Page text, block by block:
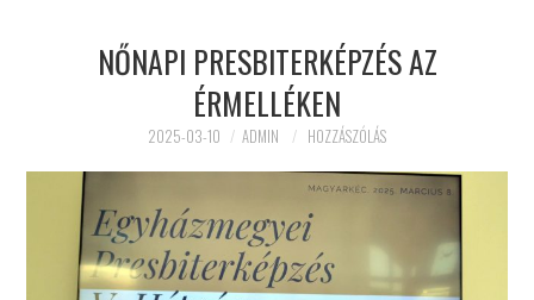
NŐNAPI PRESBITERKÉPZÉS AZ
ÉRMELLÉKEN
2025-03-10 ADMIN HOZZÁSZÓLÁS